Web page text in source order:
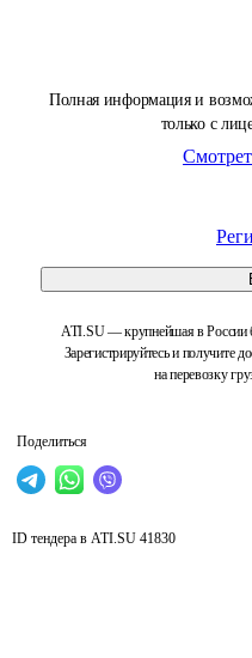
Полная информация и
только с
ATI.SU — крупнейшая в России
Зарегистрируйтесь и получите
на перевозку
Поделиться
ID тендера в ATI.SU 41830